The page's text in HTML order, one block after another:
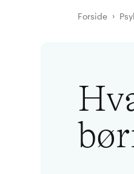
Forside